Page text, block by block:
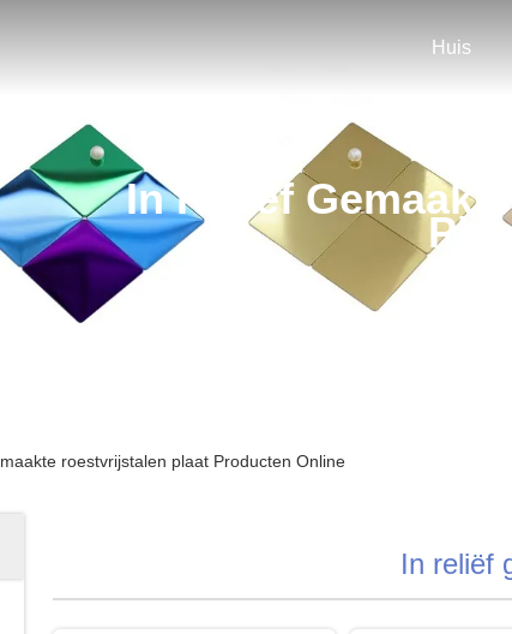
Huis
In Reliëf
roestvrijstalen plaat Producten Online
In reliëf